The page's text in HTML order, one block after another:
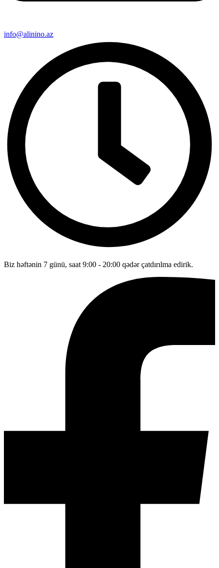
info@alinino.az
Biz həftənin 7 günü, saat 9:00 - 20:00 qədər çatdırılma edirik.